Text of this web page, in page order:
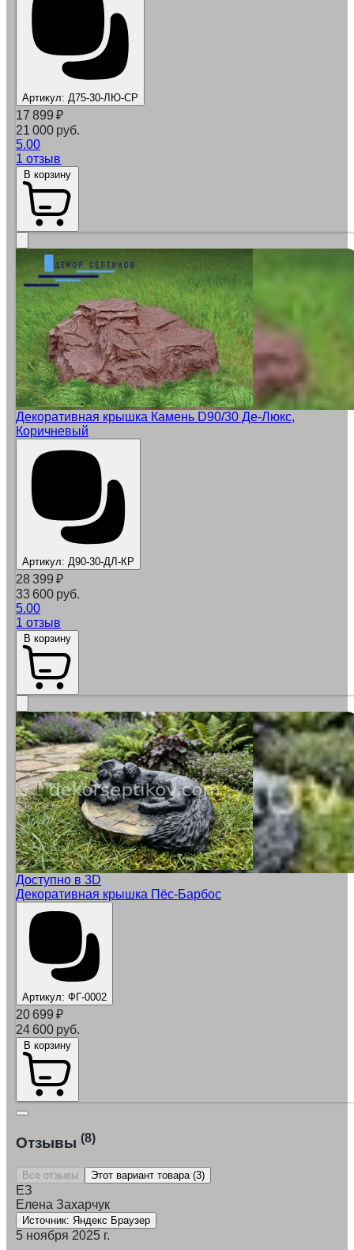
Артикул: Д75-30-ЛЮ-СР
17 899 ₽
21 000 руб.
5.00
1 отзыв
Декоративная крышка Камень D90/30 Де-Люкс,
Коричневый
Артикул: Д90-30-ДЛ-КР
28 399 ₽
33 600 руб.
5.00
1 отзыв
Доступно в 3D
Декоративная крышка Пёс-Барбос
Артикул: ФГ-0002
20 699 ₽
24 600 руб.
Отзывы (8)
Все отзывы Этот вариант товара (3)
ЕЗ
Елена Захарчук
Источник: Яндекс Браузер
5 ноября 2025 г.